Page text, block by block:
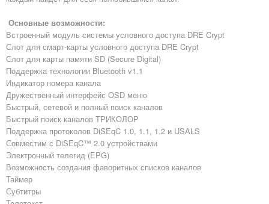
Основные возможности:
Встроенный модуль системы условного доступа DRE Crypt
Слот для смарт-карты условного доступа DRE Crypt
Слот для карты памяти SD (Secure Digital)
Поддержка технологии Bluetooth v1.1
Индикатор номера канала
Дружественный интерфейс OSD меню
Быстрый, сетевой и полный поиск каналов
Быстрый поиск каналов ТРИКОЛОР
Поддержка протоколов DiSEqC 1.0, 1.1, 1.2 и USALS
Совместим с DiSEqC™ 2.0 устройствами
Электронный телегид (EPG)
Возможность создания фаворитных списков каналов
Таймер
Субтитры